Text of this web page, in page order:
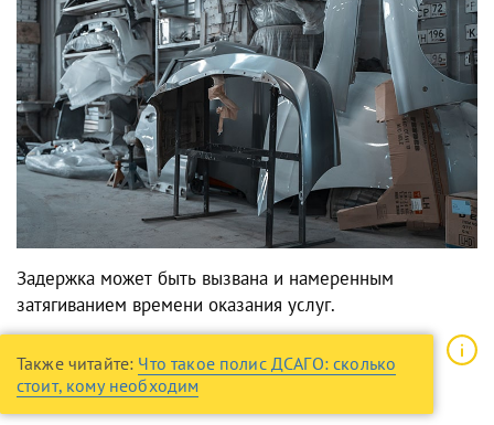
Задержка может быть вызвана и намеренным
затягиванием времени оказания услуг.
Также читайте: Что такое полис ДСАГО: сколько
стоит, кому необходим